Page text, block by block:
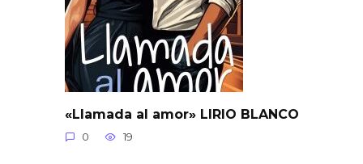
«Llamada al amor» LIRIO BLANCO
0 19